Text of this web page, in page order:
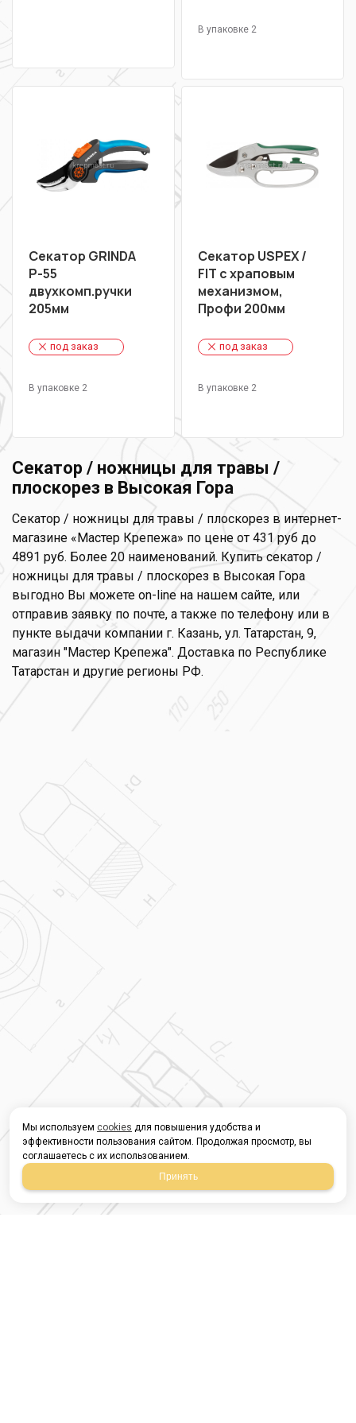
В упаковке 2
Секатор GRINDA
Р-55
двухкомп.ручки
205мм
под заказ
В упаковке 2
Секатор USPEX /
FIT с храповым
механизмом,
Профи 200мм
под заказ
В упаковке 2
Секатор / ножницы для травы /
плоскорез в Высокая Гора
Секатор / ножницы для травы / плоскорез в интернет-
магазине «Мастер Крепежа» по цене от 431 руб до
4891 руб. Более 20 наименований. Купить секатор /
ножницы для травы / плоскорез в Высокая Гора
выгодно Вы можете on-line на нашем сайте, или
отправив заявку по почте, а также по телефону или в
пункте выдачи компании г. Казань, ул. Татарстан, 9,
магазин "Мастер Крепежа". Доставка по Республике
Татарстан и другие регионы РФ.
Мы используем cookies для повышения удобства и
эффективности пользования сайтом. Продолжая просмотр, вы
соглашаетесь с их использованием.
Принять